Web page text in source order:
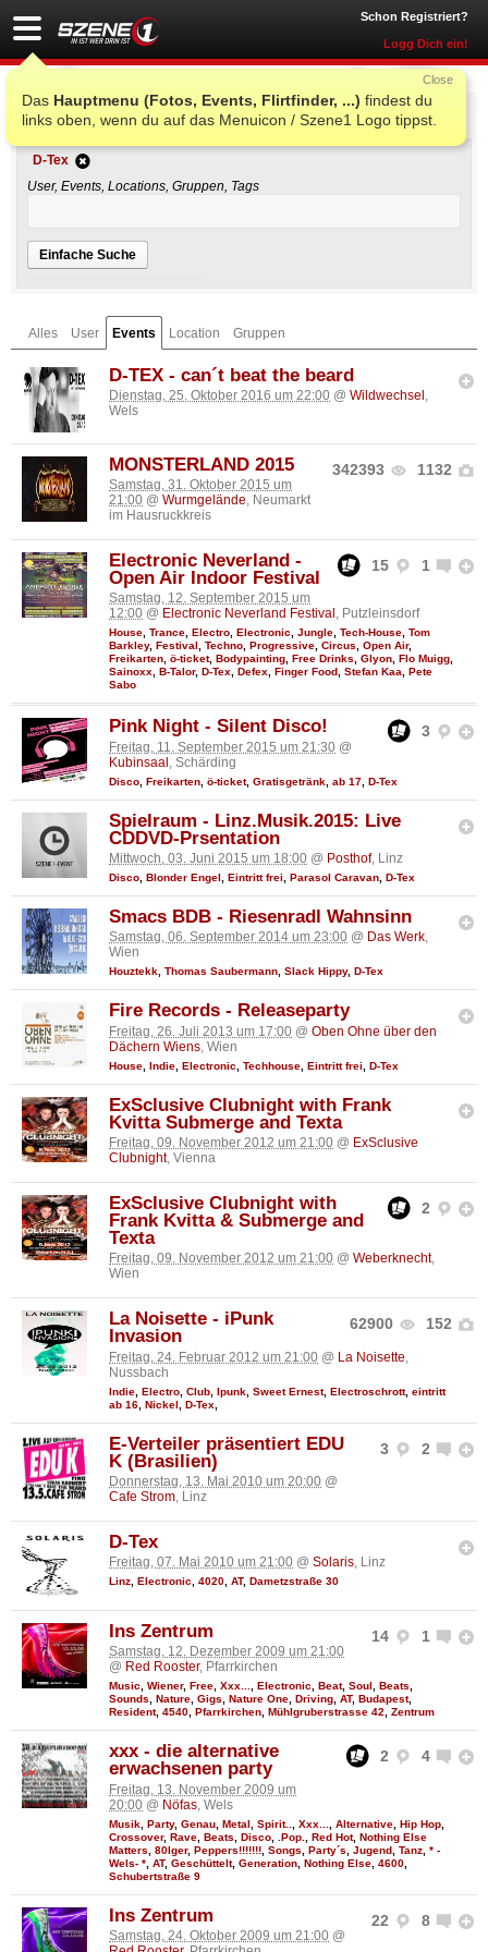
Schon Registriert?
Logg Dich ein!
Das Hauptmenu (Fotos, Events, Flirtfinder, ...) findest du
links oben, wenn du auf das Menuicon / Szene1 Logo tippst.
Close
Einfache Suche
D-Tex
User, Events, Locations, Gruppen, Tags
Einfache Suche
Alles User Events Location Gruppen
D-TEX - can´t beat the beard
Dienstag, 25. Oktober 2016 um 22:00 @ Wildwechsel,
Wels
342393 1132
MONSTERLAND 2015
Samstag, 31. Oktober 2015 um
21:00 @ Wurmgelände, Neumarkt
im Hausruckkreis
15 1
Electronic Neverland -
Open Air Indoor Festival
Samstag, 12. September 2015 um
12:00 @ Electronic Neverland Festival , Putzleinsdorf
House, Trance, Electro, Electronic, Jungle, Tech-House, Tom
Barkley, Festival, Techno, Progressive, Circus, Open Air,
Freikarten, ö-ticket, Bodypainting, Free Drinks, Glyon, Flo Muigg,
Sainoxx, B-Talor, D-Tex, Defex, Finger Food, Stefan Kaa, Pete
Sabo
3
Pink Night - Silent Disco!
Freitag, 11. September 2015 um 21:30 @
Kubinsaal , Schärding
Disco Freikarten ö-ticket, Gratisgetränk ab 17 D-Tex
Spielraum - Linz.Musik.2015: Live
CDDVD-Prsentation
Mittwoch, 03. Juni 2015 um 18:00 @ Posthof, Linz
Disco Blonder Engel Eintritt frei Parasol Caravan D-Tex
Smacs BDB - Riesenradl Wahnsinn
Samstag, 06. September 2014 um 23:00 @ Das Werk,
Wien
Houztekk, Thomas Saubermann, Slack Hippy, D-Tex
Fire Records - Releaseparty
Freitag, 26. Juli 2013 um 17:00 @ Oben Ohne über den
Dächern Wiens , Wien
House Indie Electronic Techhouse Eintritt frei D-Tex
ExSclusive Clubnight with Frank
Kvitta Submerge and Texta
Freitag, 09. November 2012 um 21:00 @ ExSclusive
Clubnight, Vienna
2
ExSclusive Clubnight with
Frank Kvitta & Submerge and
Texta
Freitag, 09. November 2012 um 21:00 @ Weberknecht,
Wien
62900 152
La Noisette - iPunk
Invasion
Freitag, 24. Februar 2012 um 21:00 @ La Noisette
Nussbach
Indie Electro Club Ipunk Sweet Ernest, Electroschrott, eintritt
ab 16 Nickel D-Tex
3 2
E-Verteiler präsentiert EDU
K (Brasilien)
Donnerstag, 13. Mai 2010 um 20:00 @
Cafe Strom, Linz
D-Tex
Freitag, 07. Mai 2010 um 21:00 @ Solaris, Linz
Linz, Electronic, 4020, AT, Dametzstraße 30
14 1
Ins Zentrum
Samstag, 12. Dezember 2009 um 21:00
@ Red Rooster, Pfarrkirchen
Music, Wiener, Free, Xxx..., Electronic, Beat, Soul , Beats,
Sounds, Nature, Gigs, Nature One, Driving, AT, Budapest,
Resident, 4540, Pfarrkirchen, Mühlgruberstrasse 42, Zentrum
2 4
xxx - die alternative
erwachsenen party
Freitag, 13. November 2009 um
20:00 @ Nöfas, Wels
Musik Party, Genau Metal Spirit.. Xxx... Alternative Hip Hop
Crossover, Rave Beats Disco .Pop. Red Hot, Nothing Else
Matters
80Iger, Peppers!!!!!!! Songs Party´s Jugend Tanz * -
Wels- * AT, Geschüttelt, Generation Nothing Else 4600
Schubertstraße 9
22 8
Ins Zentrum
Samstag, 24. Oktober 2009 um 21:00 @